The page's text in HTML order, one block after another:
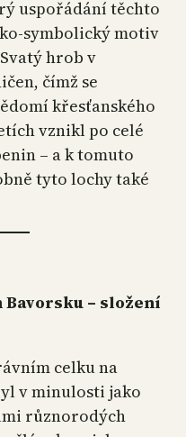
uspořádání těchto
symbolický motiv
hrob v
čímž se
křesťanského
vznikl po celé
– a k tomuto
tyto lochy také
Bavorsku – složení
celku na
v minulosti jako
různorodých